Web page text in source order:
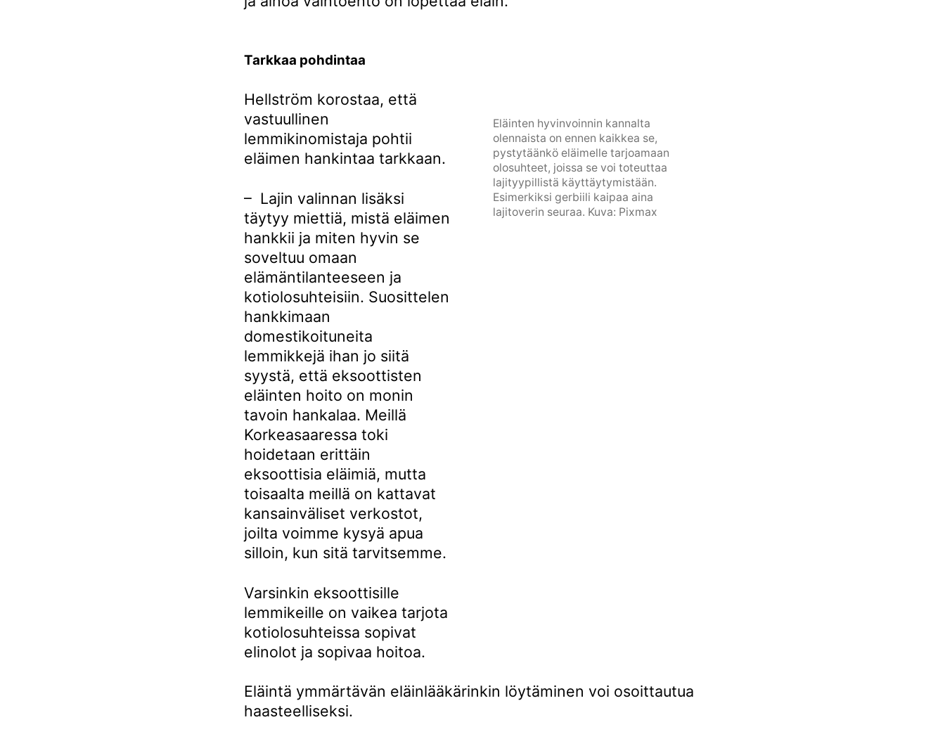
Tarkkaa pohdintaa
Hellström korostaa, että
vastuullinen
lemmikinomistaja pohtii
eläimen hankintaa tarkkaan.
– Lajin valinnan lisäksi
täytyy miettiä, mistä eläimen
hankkii ja miten hyvin se
soveltuu omaan
elämäntilanteeseen ja
kotiolosuhteisiin. Suosittelen
hankkimaan
domestikoituneita
lemmikkejä ihan jo siitä
syystä, että eksoottisten
eläinten hoito on monin
tavoin hankalaa. Meillä
Korkeasaaressa toki
hoidetaan erittäin
eksoottisia eläimiä, mutta
toisaalta meillä on kattavat
kansainväliset verkostot,
joilta voimme kysyä apua
silloin, kun sitä tarvitsemme.
Varsinkin eksoottisille
lemmikeille on vaikea tarjota
kotiolosuhteissa sopivat
elinolot ja sopivaa hoitoa.
Eläinten hyvinvoinnin kannalta
olennaista on ennen kaikkea se,
pystytäänkö eläimelle tarjoamaan
olosuhteet, joissa se voi toteuttaa
lajityypillistä käyttäytymistään.
Esimerkiksi gerbiili kaipaa aina
lajitoverin seuraa. Kuva: Pixmax
Eläintä ymmärtävän eläinlääkärinkin löytäminen voi osoittautua
haasteelliseksi.